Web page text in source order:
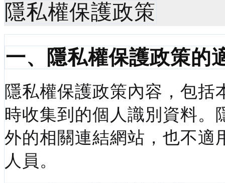
隱私權保護政策
一、隱私權保護政策的
隱私權保護政策內容，包
時收集到的個人識別資料。
外的相關連結網站，也不適
人員。